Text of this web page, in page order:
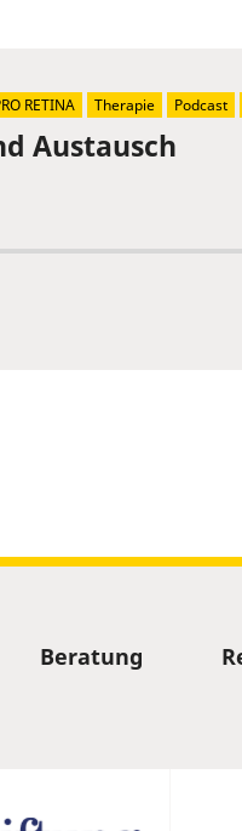
Austausch
RETINA Therapie Podcast
Beratung